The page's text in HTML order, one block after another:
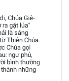
Chúa Giê-
gặt lúa”
là sáng
Thiên Chúa.
Chúa gọi
ngư phủ,
bình thường
thành những